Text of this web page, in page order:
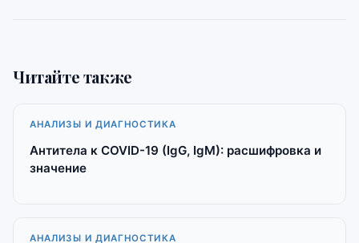
Читайте также
АНАЛИЗЫ И ДИАГНОСТИКА
Антитела к COVID-19 (IgG, IgM): расшифровка и
значение
АНАЛИЗЫ И ДИАГНОСТИКА